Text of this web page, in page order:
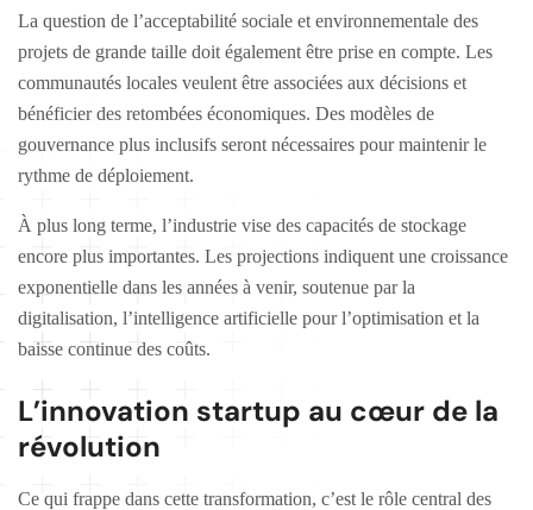
La question de l’acceptabilité sociale et environnementale des
projets de grande taille doit également être prise en compte. Les
communautés locales veulent être associées aux décisions et
bénéficier des retombées économiques. Des modèles de
gouvernance plus inclusifs seront nécessaires pour maintenir le
rythme de déploiement.
À plus long terme, l’industrie vise des capacités de stockage
encore plus importantes. Les projections indiquent une croissance
exponentielle dans les années à venir, soutenue par la
digitalisation, l’intelligence artificielle pour l’optimisation et la
baisse continue des coûts.
L’innovation startup au cœur de la
révolution
Ce qui frappe dans cette transformation, c’est le rôle central des